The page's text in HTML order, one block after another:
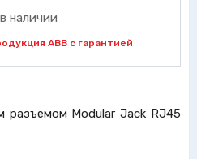
наличии
ABB с гарантией
разъемом Modular Jack RJ45